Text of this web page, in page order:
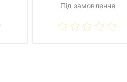
Під замовлення